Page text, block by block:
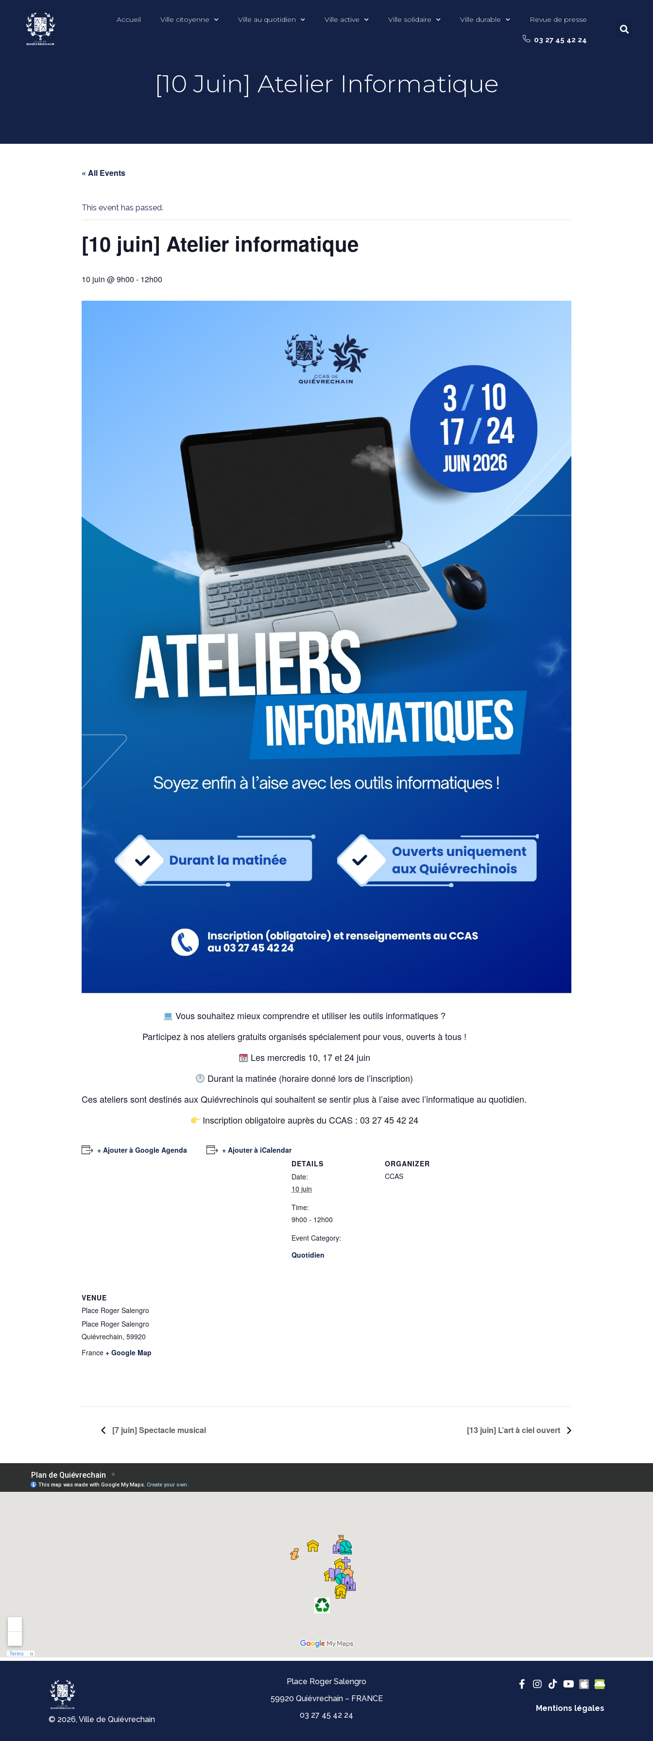
Accueil Ville citoyenne Ville au quotidien Ville active Ville solidaire Ville durable Revue de presse
03 27 45 42 24
[10 Juin] Atelier Informatique
« All Events
This event has passed.
[10 juin] Atelier informatique
10 juin @ 9h00 - 12h00
Vous souhaitez mieux comprendre et utiliser les outils informatiques ?
Participez à nos ateliers gratuits organisés spécialement pour vous, ouverts à tous !
Les mercredis 10, 17 et 24 juin
Durant la matinée (horaire donné lors de l’inscription)
Ces ateliers sont destinés aux Quiévrechinois qui souhaitent se sentir plus à l’aise avec l’informatique au quotidien.
Inscription obligatoire auprès du CCAS : 03 27 45 42 24
+ Ajouter à Google Agenda
+ Ajouter à iCalendar
DETAILS
Date:
10 juin
Time:
9h00 - 12h00
Event Category:
Quotidien
ORGANIZER
CCAS
VENUE
Place Roger Salengro
Place Roger Salengro
Quiévrechain, 59920
France + Google Map
[7 juin] Spectacle musical [13 juin] L’art à ciel ouvert
© 2026, Ville de Quiévrechain
Place Roger Salengro
59920 Quiévrechain – FRANCE
03 27 45 42 24
Mentions légales